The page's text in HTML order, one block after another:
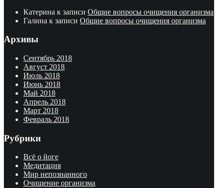
Катерина к записи Общие вопросы очищения организма
Галина к записи Общие вопросы очищения организма
Архивы
Сентябрь 2018
Август 2018
Июль 2018
Июнь 2018
Май 2018
Апрель 2018
Март 2018
Февраль 2018
Рубрики
Всё о йоге
Медитация
Мир непознанного
Очищение организма